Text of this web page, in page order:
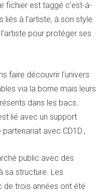
fichier est taggé c’est-à-
à l’artiste, à son style
pour protéger ses
faire découvrir l’univers
via la borne mais leurs
dans les bacs.
lié avec un support
avec CD1D.,
public avec des
sa structure. Les
de trois années ont été